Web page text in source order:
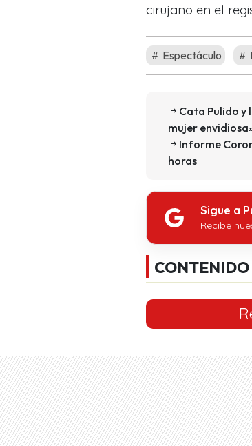
cirujano en el
Espectáculo
Cata Pulido y
mujer
Informe
horas
Sigue a
Recibe